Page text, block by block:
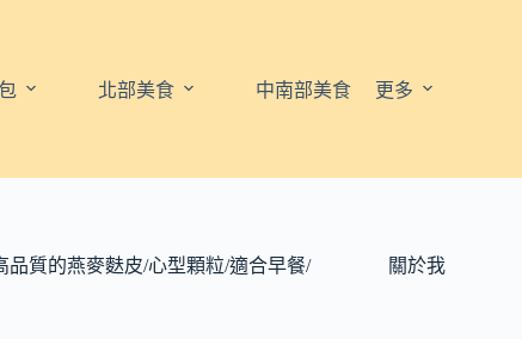
北部美食 中南部美食 更多
品質的燕麥麩皮/心型顆粒/適合早餐/
關於我